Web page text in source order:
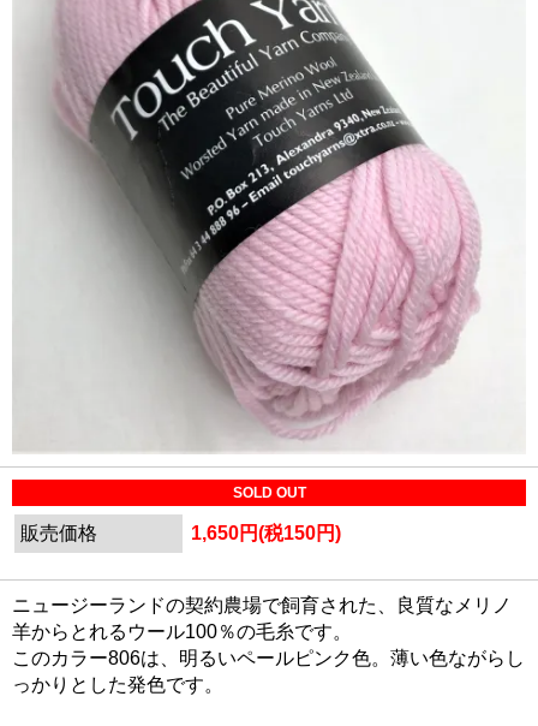
SOLD OUT
販売価格 1,650円(税150円)
ニュージーランドの契約農場で飼育された、良質なメリノ
羊からとれるウール100％の毛糸です。
このカラー806は、明るいペールピンク色。薄い色ながらし
っかりとした発色です。